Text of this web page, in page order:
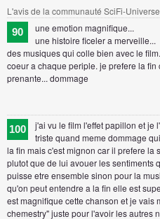
L'avis de la communauté SciFi-
90
une emotion magnifique...
une histoire ficeler a merveille...
des musiques qui colle bien avec le
coeur a chaque periple. je prefere la
prenante... dommage
100
j'ai vu le film l'effet papillon et je
triste quand meme dommage
la fin mais c'est mignon car il prefere la
plutot que de lui avouer les sentiments
puisse etre ensemble sinon pour la
qu'on peut entendre a la fin elle est
est magnifique cette chanson et je vais
chemestry" juste pour l'avoir les autres